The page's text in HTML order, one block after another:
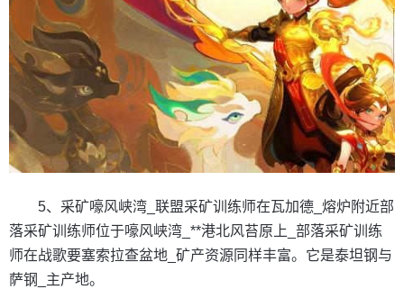
5、采矿嚎风峡湾_联盟采矿训练师在瓦加德_熔炉附近部
落采矿训练师位于嚎风峡湾_**港北风苔原上_部落采矿训练
师在战歌要塞索拉查盆地_矿产资源同样丰富。它是泰坦钢与
萨钢_主产地。